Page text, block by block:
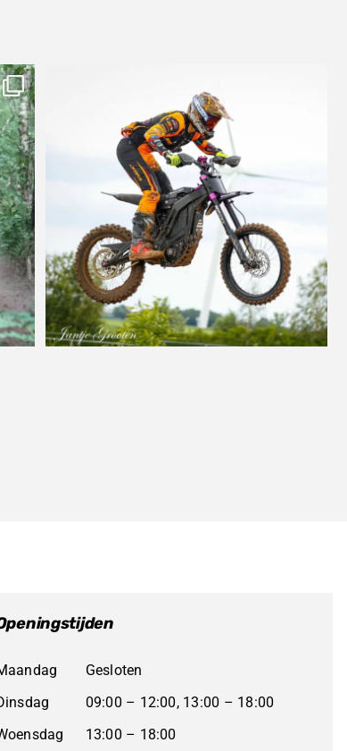
Gesloten
09:00 – 12:00, 13:00 – 18:00
13:00 – 18:00